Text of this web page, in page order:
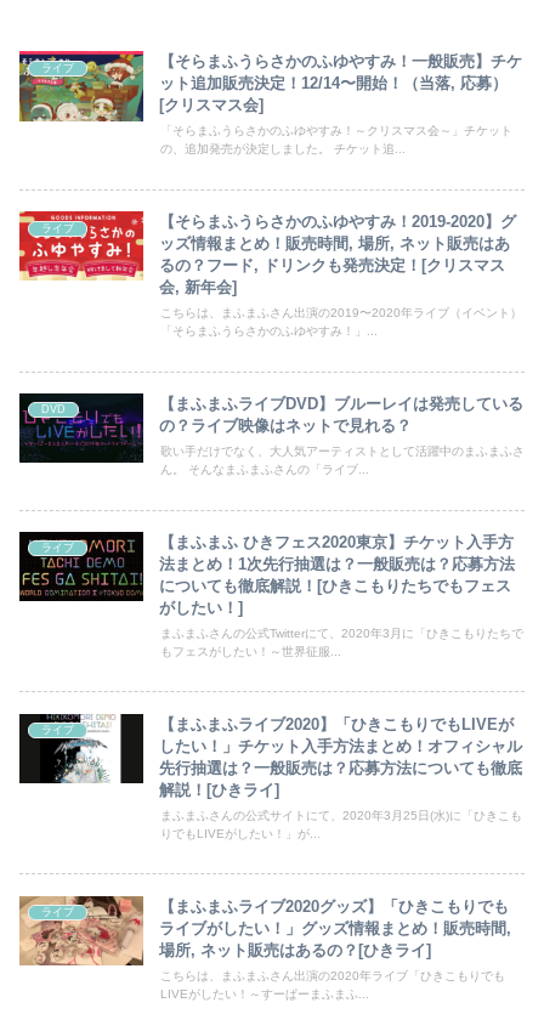
ライブ
【そらまふうらさかのふゆやすみ！一般販売】チケ
ット追加販売決定！12/14〜開始！（当落, 応募）
[クリスマス会]
「そらまふうらさかのふゆやすみ！～クリスマス会～」チケット
の、追加発売が決定しました。 チケット追...
ライブ
【そらまふうらさかのふゆやすみ！2019-2020】グ
ッズ情報まとめ！販売時間, 場所, ネット販売はあ
るの？フード, ドリンクも発売決定！[クリスマス
会, 新年会]
こちらは、まふまふさん出演の2019〜2020年ライブ（イベント）
「そらまふうらさかのふゆやすみ！」...
DVD
【まふまふライブDVD】ブルーレイは発売している
の？ライブ映像はネットで見れる？
歌い手だけでなく、大人気アーティストとして活躍中のまふまふさ
ん。 そんなまふまふさんの「ライブ...
ライブ
【まふまふ ひきフェス2020東京】チケット入手方
法まとめ！1次先行抽選は？一般販売は？応募方法
についても徹底解説！[ひきこもりたちでもフェス
がしたい！]
まふまふさんの公式Twitterにて、2020年3月に「ひきこもりたちで
もフェスがしたい！～世界征服...
ライブ
【まふまふライブ2020】「ひきこもりでもLIVEが
したい！」チケット入手方法まとめ！オフィシャル
先行抽選は？一般販売は？応募方法についても徹底
解説！[ひきライ]
まふまふさんの公式サイトにて、2020年3月25日(水)に「ひきこも
りでもLIVEがしたい！」が...
ライブ
【まふまふライブ2020グッズ】「ひきこもりでも
ライブがしたい！」グッズ情報まとめ！販売時間,
場所, ネット販売はあるの？[ひきライ]
こちらは、まふまふさん出演の2020年ライブ「ひきこもりでも
LIVEがしたい！～すーぱーまふまふ...